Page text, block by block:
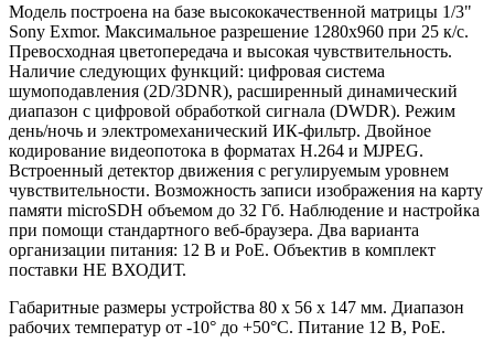
Модель построена на базе высококачественной матрицы 1/3"
Sony Еxmor. Максимальное разрешение 1280х960 при 25 к/с.
Превосходная цветопередача и высокая чувствительность.
Наличие следующих функций: цифровая система
шумоподавления (2D/3DNR), расширенный динамический
диапазон с цифровой обработкой сигнала (DWDR). Режим
день/ночь и электромеханический ИК-фильтр. Двойное
кодирование видеопотока в форматах H.264 и MJPEG.
Встроенный детектор движения с регулируемым уровнем
чувствительности. Возможность записи изображения на карту
памяти microSDH объемом до 32 Гб. Наблюдение и настройка
при помощи стандартного веб-браузера. Два варианта
организации питания: 12 В и РоЕ. Объектив в комплект
поставки НЕ ВХОДИТ.
Габаритные размеры устройства 80 х 56 х 147 мм. Диапазон
рабочих температур от -10° до +50°С. Питание 12 В, PoE.